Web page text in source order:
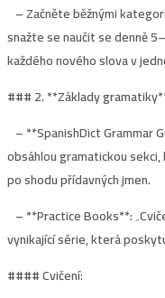
– Začněte běžnými
snažte se naučit se denně
každého nového slova v
### 2. **Základy gramatiky
– **SpanishDict Grammar
obsáhlou gramatickou
po shodu přídavných jmen.
– **Practice Books**:
vynikající série, která
####Cvičení: